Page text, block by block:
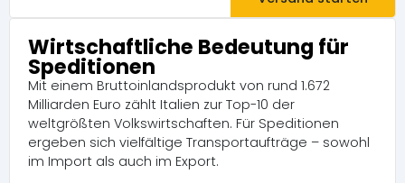
Wirtschaftliche Bedeutung für
Speditionen
Mit einem Bruttoinlandsprodukt von rund 1.672
Milliarden Euro zählt Italien zur Top-10 der
weltgrößten Volkswirtschaften. Für Speditionen
ergeben sich vielfältige Transportaufträge – sowohl
im Import als auch im Export.